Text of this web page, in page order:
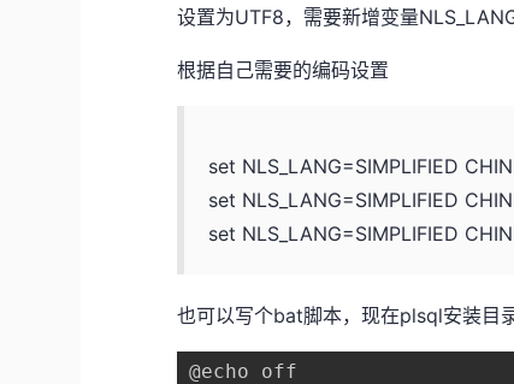
设置为UTF8，需要新增变量
根据自己需要的编码设置
set NLS_LANG=SIMPLIFIED
set NLS_LANG=SIMPLIFIED
set NLS_LANG=SIMPLIFIED
也可以写个bat脚本，现在plsql安装目
@echo off